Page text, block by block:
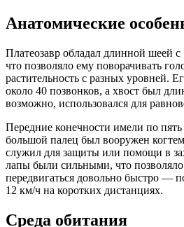
Анатомические
Платеозавр обладал длинной шеей
что позволяло ему поворачивать
растительность с разных уровней.
около 40 позвонков, а хвост был
возможно, использовался для
Передние конечности имели по
большой палец был вооружен
служил для защиты или помощи в
лапы были сильными, что позволяло
передвигаться довольно быстро —
12 км/ч на коротких дистанциях.
Среда обитания